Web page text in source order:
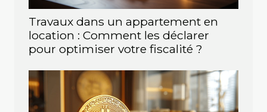
Travaux dans un appartement en
location : Comment les déclarer
pour optimiser votre fiscalité ?